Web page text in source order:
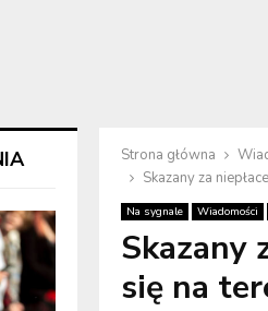
Strona główna
Skazany za
Na sygnale Wiadomości
Skazany
się na